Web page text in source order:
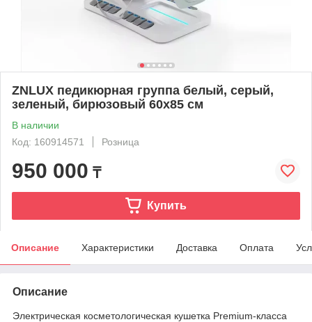
ZNLUX педикюрная группа белый, серый,
зеленый, бирюзовый 60х85 см
В наличии
Код: 160914571
Розница
950 000 ₸
Купить
Описание Характеристики Доставка Оплата
Описание
Электрическая косметологическая кушетка Premium-класса